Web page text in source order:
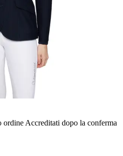
ordine Accreditati dopo la conferma